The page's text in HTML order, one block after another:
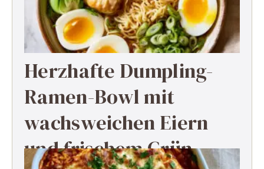
Herzhafte Dumpling-
Ramen-Bowl mit
wachsweichen Eiern
und frischem Grün